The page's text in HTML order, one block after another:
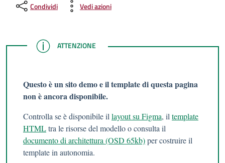
Condividi Vedi azioni
ATTENZIONE
ATTENZIONE
Questo è un sito demo e il template di questa pagina
non è ancora disponibile.
Controlla se è disponibile il layout su Figma, il template
HTMLtra le risorse del modello o consulta il
documento di architettura (OSD 65kb)per costruire il
template in autonomia.